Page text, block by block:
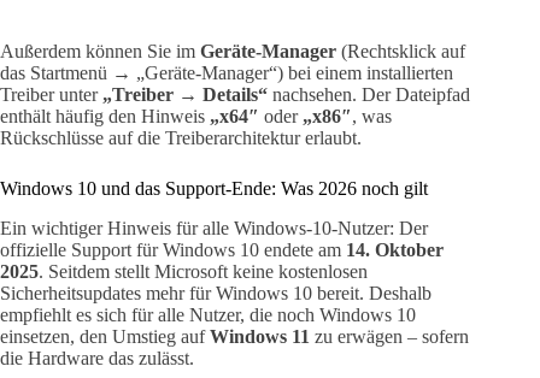
Außerdem können Sie im Geräte-Manager (Rechtsklick auf
das Startmenü → „Geräte-Manager“) bei einem installierten
Treiber unter „Treiber → Details“ nachsehen. Der Dateipfad
enthält häufig den Hinweis „x64″ oder „x86″, was
Rückschlüsse auf die Treiberarchitektur erlaubt.
Windows 10 und das Support-Ende: Was 2026 noch gilt
Ein wichtiger Hinweis für alle Windows-10-Nutzer: Der
offizielle Support für Windows 10 endete am 14. Oktober
2025. Seitdem stellt Microsoft keine kostenlosen
Sicherheitsupdates mehr für Windows 10 bereit. Deshalb
empfiehlt es sich für alle Nutzer, die noch Windows 10
einsetzen, den Umstieg aufWindows 11 zu erwägen – sofern
die Hardware das zulässt.